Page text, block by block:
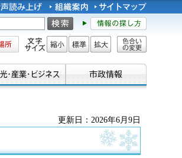
文字サイズ
縮小 標準 拡大
色合い
更新日：2026年6月9日